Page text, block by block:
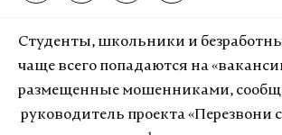
обслуживание комплексов
нарушений ПДД с
организациями — такое решение
бюджету Краснодарского края
Студенты, школьники и
чаще всего попадаются на
размещенные мошенниками,
руководитель проекта «Перезвони